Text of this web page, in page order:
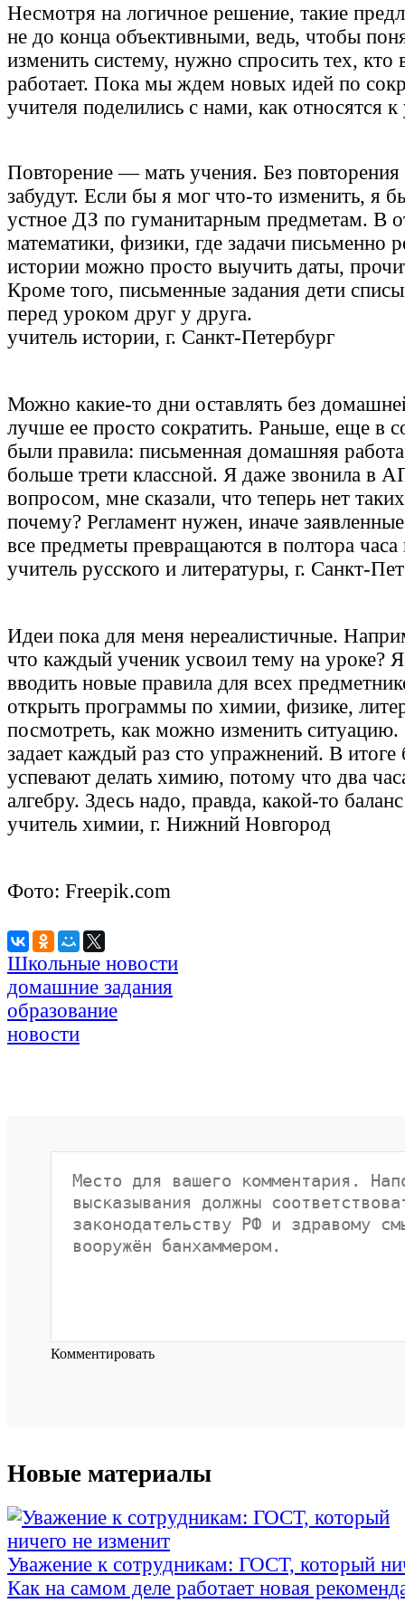
Несмотря на логичное решение, такие
не до конца объективными, ведь, чтобы
изменить систему, нужно спросить тех, кто
работает. Пока мы ждем новых идей по
учителя поделились с нами, как относятся
Повторение — мать учения. Без
забудут. Если бы я мог что-то изменить, я
устное ДЗ по гуманитарным предметам. В
математики, физики, где задачи письменно
истории можно просто выучить даты,
Кроме того, письменные задания дети
перед уроком друг у друга.
учитель истории, г. Санкт-Петербург
Можно какие-то дни оставлять без
лучше ее просто сократить. Раньше, еще в
были правила: письменная домашняя
больше трети классной. Я даже звонила в
вопросом, мне сказали, что теперь нет
почему? Регламент нужен, иначе
все предметы превращаются в полтора
учитель русского и литературы, г. Санкт-
Идеи пока для меня нереалистичные.
что каждый ученик усвоил тему на уроке?
вводить новые правила для всех
открыть программы по химии, физике,
посмотреть, как можно изменить ситуацию.
задает каждый раз сто упражнений. В итоге
успевают делать химию, потому что два
алгебру. Здесь надо, правда, какой-то
учитель химии, г. Нижний Новгород
Фото: Freepik.com
Школьные новости
домашние задания
образование
новости
Комментировать
Новые материалы
Уважение к сотрудникам: ГОСТ, который
Как на самом деле работает новая